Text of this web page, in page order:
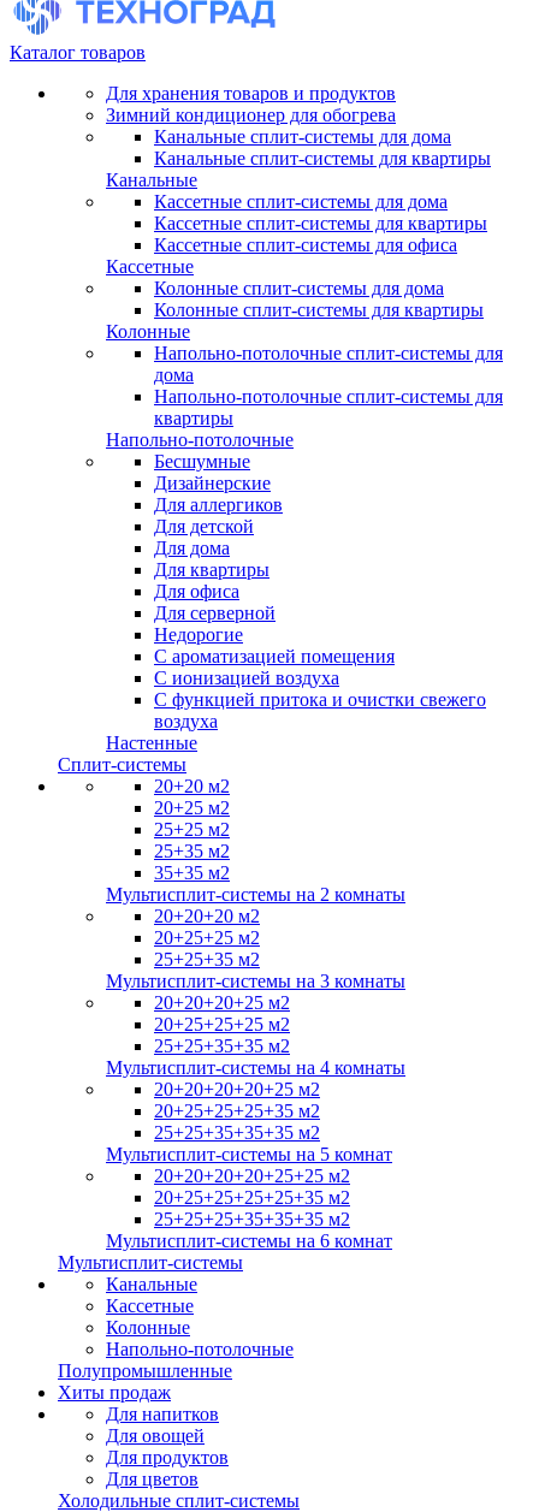
Каталог товаров
Для хранения товаров и продуктов
Зимний кондиционер для обогрева
Канальные сплит-системы для дома
Канальные сплит-системы для квартиры
Канальные
Кассетные сплит-системы для дома
Кассетные сплит-системы для квартиры
Кассетные сплит-системы для офиса
Кассетные
Колонные сплит-системы для дома
Колонные сплит-системы для квартиры
Колонные
Напольно-потолочные сплит-системы для
дома
Напольно-потолочные сплит-системы для
квартиры
Напольно-потолочные
Бесшумные
Дизайнерские
Для аллергиков
Для детской
Для дома
Для квартиры
Для офиса
Для серверной
Недорогие
С ароматизацией помещения
С ионизацией воздуха
С функцией притока и очистки свежего
воздуха
Настенные
Сплит-системы
20+20 м2
20+25 м2
25+25 м2
25+35 м2
35+35 м2
Мультисплит-системы на 2 комнаты
20+20+20 м2
20+25+25 м2
25+25+35 м2
Мультисплит-системы на 3 комнаты
20+20+20+25 м2
20+25+25+25 м2
25+25+35+35 м2
Мультисплит-системы на 4 комнаты
20+20+20+20+25 м2
20+25+25+25+35 м2
25+25+35+35+35 м2
Мультисплит-системы на 5 комнат
20+20+20+20+25+25 м2
20+25+25+25+25+35 м2
25+25+25+35+35+35 м2
Мультисплит-системы на 6 комнат
Мультисплит-системы
Канальные
Кассетные
Колонные
Напольно-потолочные
Полупромышленные
Хиты продаж
Для напитков
Для овощей
Для продуктов
Для цветов
Холодильные сплит-системы